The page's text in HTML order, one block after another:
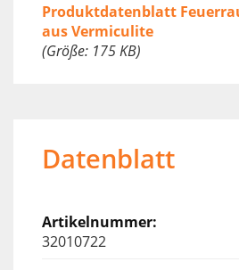
Produktdatenblatt
aus Vermiculite
(Größe: 175 KB)
Datenblatt
32010722